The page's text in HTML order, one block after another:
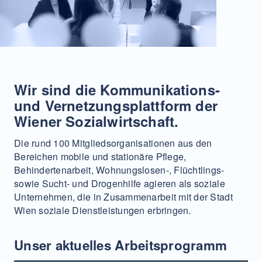
Wir sind die Kommunikations-
und Vernetzungsplattform der
Wiener Sozialwirtschaft.
Die rund 100 Mitgliedsorganisationen aus den
Bereichen mobile und stationäre Pflege,
Behindertenarbeit, Wohnungslosen-, Flüchtlings-
sowie Sucht- und Drogenhilfe agieren als soziale
Unternehmen, die in Zusammenarbeit mit der Stadt
Wien soziale Dienstleistungen erbringen.
Unser aktuelles Arbeitsprogramm